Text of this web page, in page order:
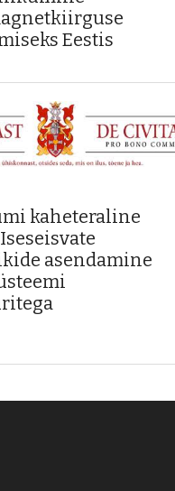
Eestis
kaheteraline
asendamine